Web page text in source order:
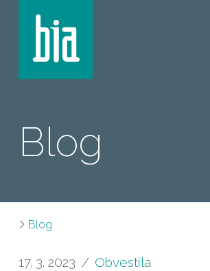
Blog
Blog
17. 3. 2023 Obvestila